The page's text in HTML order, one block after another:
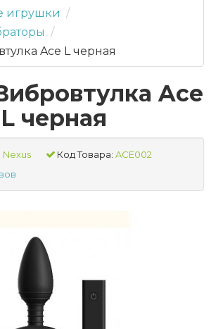
игрушки
Ace L черная
Ace
L черная
Nexus Код Товара: ACE002